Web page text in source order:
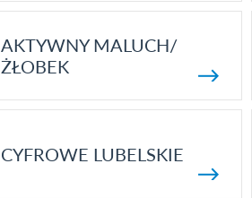
AKTYWNY MALUCH/
ŻŁOBEK
CYFROWE LUBELSKIE